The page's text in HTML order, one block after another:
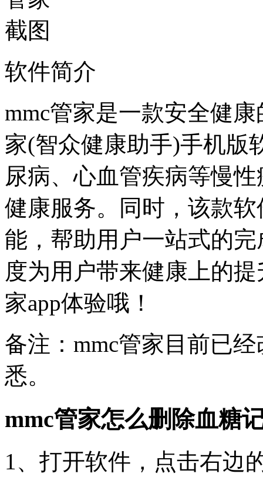
软件简介
mmc管家是一款安全健
家(智众健康助手)手机版
尿病、心血管疾病等慢
健康服务。同时，该款
能，帮助用户一站式的
度为用户带来健康上的
家app体验哦！
备注：mmc管家目前已
悉。
mmc管家怎么删除血糖
1、打开软件，点击右边